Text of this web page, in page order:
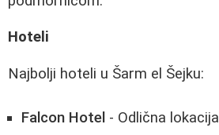
Hoteli
Najbolji hoteli u Šarm el Šejku:
Falcon Hotel - Odlična lokacija